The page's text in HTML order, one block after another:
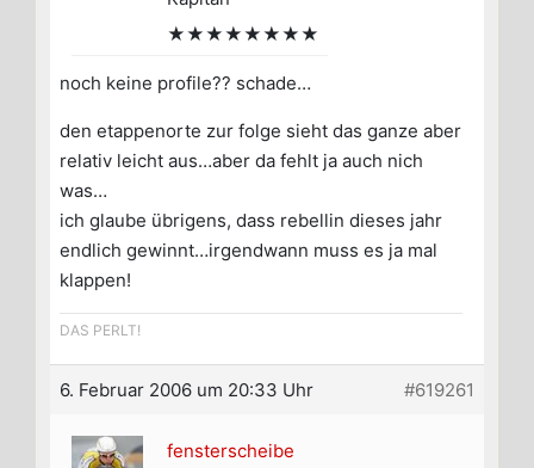
★★★★★★★★
noch keine profile?? schade…
den etappenorte zur folge sieht das ganze aber
relativ leicht aus…aber da fehlt ja auch nich
was…
ich glaube übrigens, dass rebellin dieses jahr
endlich gewinnt…irgendwann muss es ja mal
klappen!
DAS PERLT!
6. Februar 2006 um 20:33 Uhr #619261
fensterscheibe